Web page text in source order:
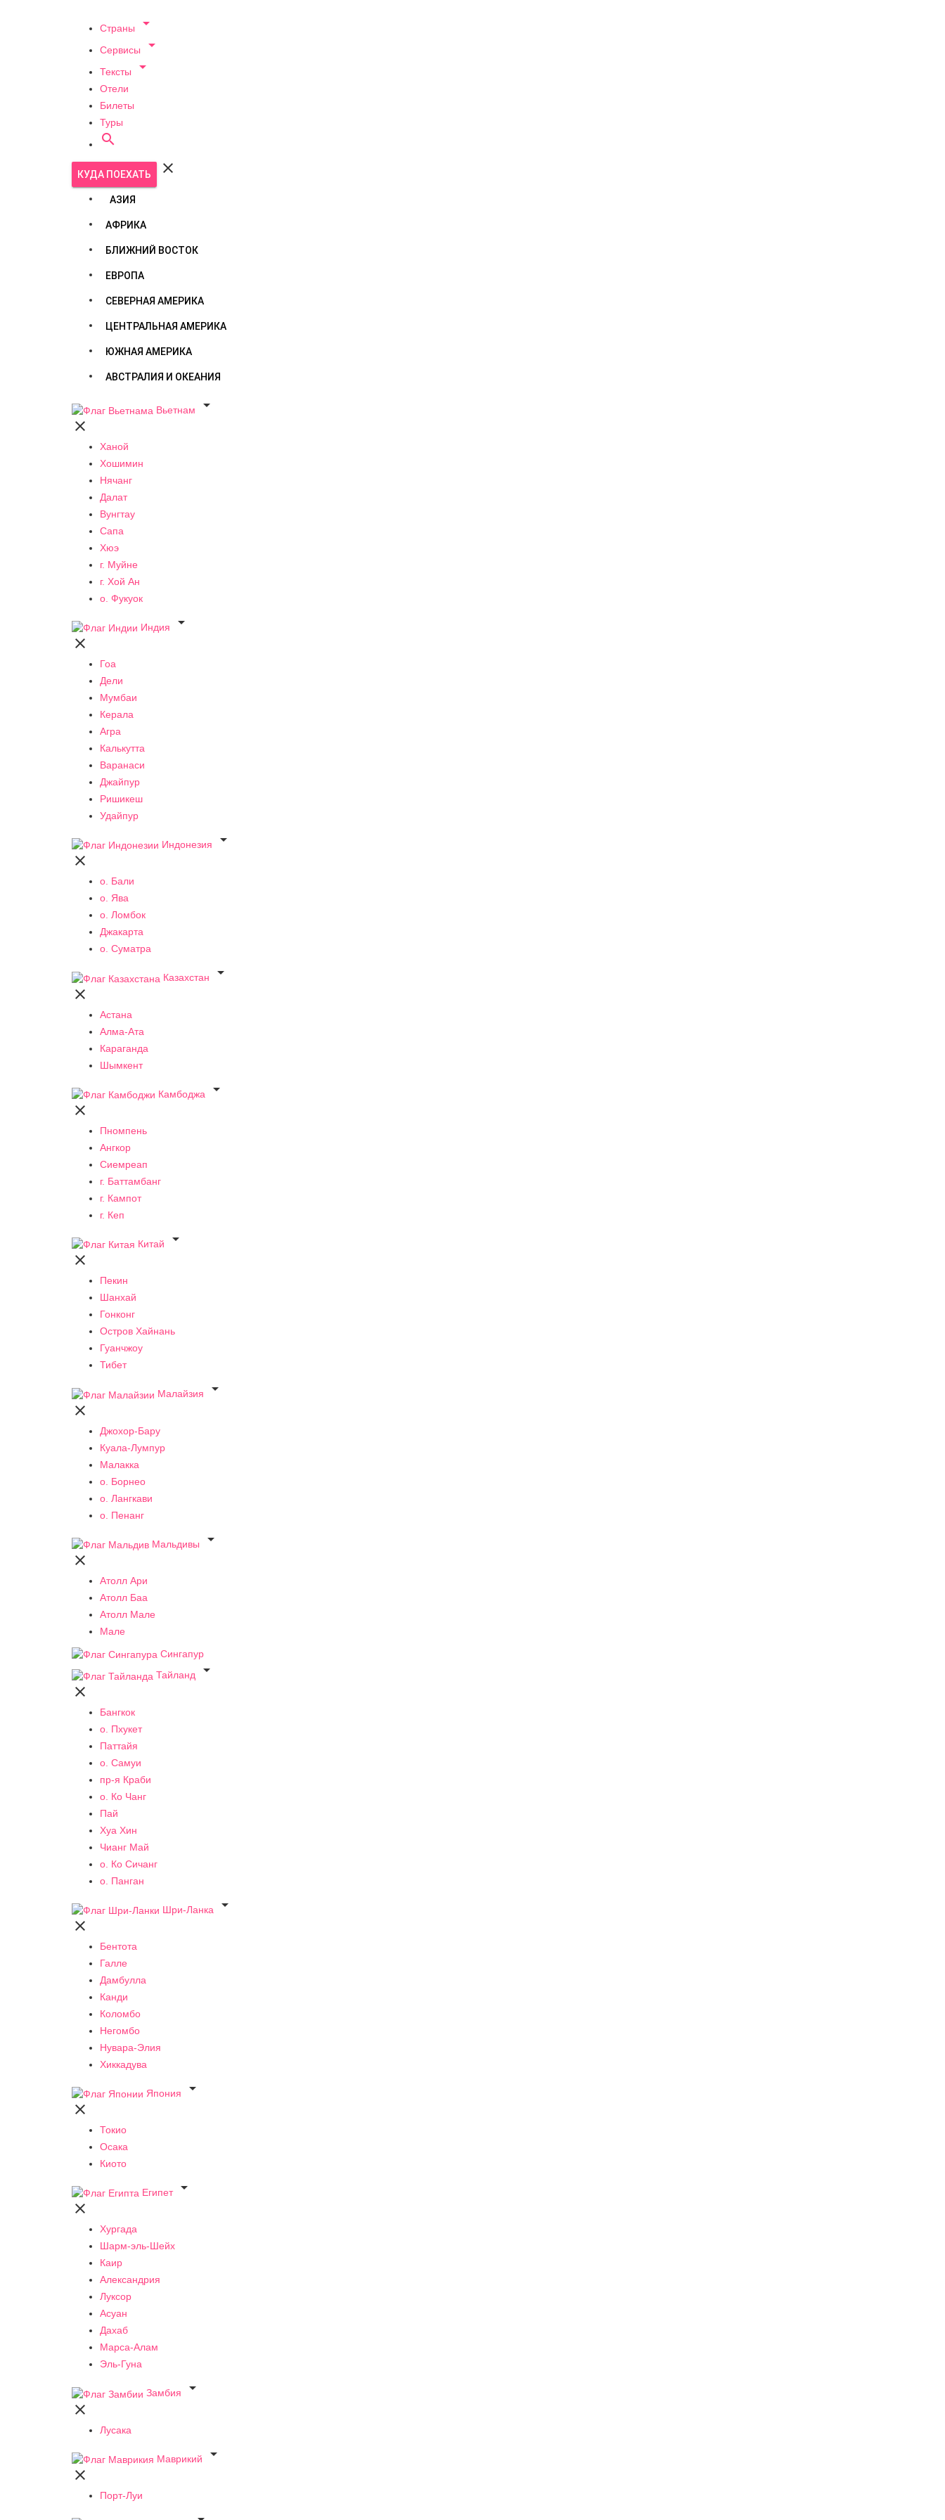
Страны 
Сервисы 
Тексты 
Отели
Билеты
Туры

КУДА ПОЕХАТЬ 
АЗИЯ
АФРИКА
БЛИЖНИЙ ВОСТОК
ЕВРОПА
СЕВЕРНАЯ АМЕРИКА
ЦЕНТРАЛЬНАЯ АМЕРИКА
ЮЖНАЯ АМЕРИКА
АВСТРАЛИЯ И ОКЕАНИЯ
Вьетнам


Ханой
Хошимин
Нячанг
Далат
Вунгтау
Сапа
Хюэ
г. Муйне
г. Хой Ан
о. Фукуок
Индия


Гоа
Дели
Мумбаи
Керала
Агра
Калькутта
Варанаси
Джайпур
Ришикеш
Удайпур
Индонезия


о. Бали
о. Ява
о. Ломбок
Джакарта
о. Суматра
Казахстан


Астана
Алма-Ата
Караганда
Шымкент
Камбоджа


Пномпень
Ангкор
Сиемреап
г. Баттамбанг
г. Кампот
г. Кеп
Китай


Пекин
Шанхай
Гонконг
Остров Хайнань
Гуанчжоу
Тибет
Малайзия


Джохор-Бару
Куала-Лумпур
Малакка
о. Борнео
о. Лангкави
о. Пенанг
Мальдивы


Атолл Ари
Атолл Баа
Атолл Мале
Мале
Сингапур
Тайланд


Бангкок
о. Пхукет
Паттайя
о. Самуи
пр-я Краби
о. Ко Чанг
Пай
Хуа Хин
Чианг Май
о. Ко Сичанг
о. Панган
Шри-Ланка


Бентота
Галле
Дамбулла
Канди
Коломбо
Негомбо
Нувара-Элия
Хиккадува
Япония


Токио
Осака
Киото
Египет


Хургада
Шарм-эль-Шейх
Каир
Александрия
Луксор
Асуан
Дахаб
Марса-Алам
Эль-Гуна
Замбия


Лусака
Маврикий


Порт-Луи